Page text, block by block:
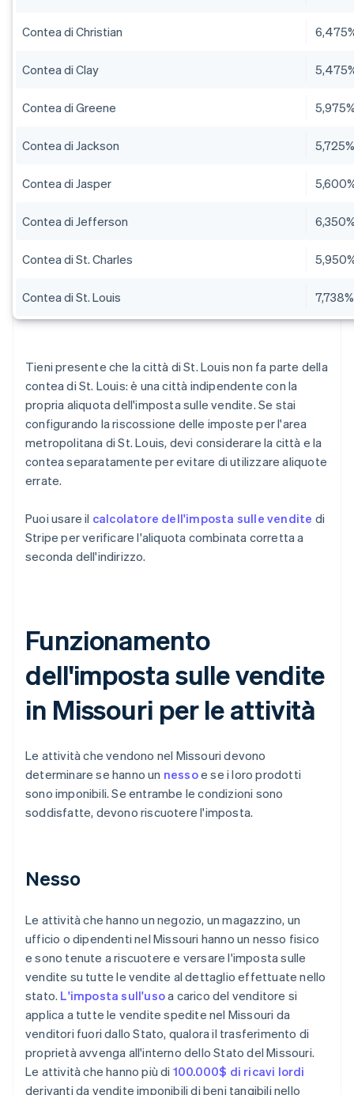
Contea di Christian
Contea di Clay
Contea di Greene
Contea di Jackson
Contea di Jasper
Contea di Jefferson
Contea di St. Charles
Contea di St. Louis 7,738%
Tieni presente che la città di St. Louis non fa parte della
contea di St. Louis: è una città indipendente con la
propria aliquota dell'imposta sulle vendite. Se stai
configurando la riscossione delle imposte per l'area
metropolitana di St. Louis, devi considerare la città e la
contea separatamente per evitare di utilizzare aliquote
errate.
Puoi usare il calcolatore dell'imposta sulle vendite di
Stripe per verificare l'aliquota combinata corretta a
seconda dell'indirizzo.
Funzionamento
dell'imposta sulle vendite
in Missouri per le attività
Le attività che vendono nel Missouri devono
determinare se hanno un nessoe se i loro prodotti
sono imponibili. Se entrambe le condizioni sono
soddisfatte, devono riscuotere l'imposta.
Nesso
Le attività che hanno un negozio, un magazzino, un
ufficio o dipendenti nel Missouri hanno un nesso fisico
e sono tenute a riscuotere e versare l'imposta sulle
vendite su tutte le vendite al dettaglio effettuate nello
stato. L'imposta sull'usoa carico del venditore si
applica a tutte le vendite spedite nel Missouri da
venditori fuori dallo Stato, qualora il trasferimento di
proprietà avvenga all'interno dello Stato del Missouri.
Le attività che hanno più di 100.000$ di ricavi lordi
derivanti da vendite imponibili di beni tangibili nello